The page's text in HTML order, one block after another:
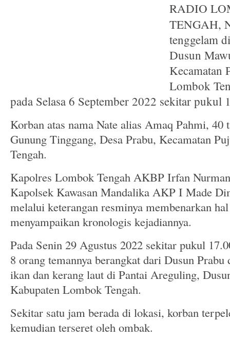
RADIO
TENGAH,
tenggelam
Dusun
Kecamatan
Lombok
pada Selasa 6 September 2022 sekitar pukul
Korban atas nama Nate alias Amaq Pahmi, 40
Gunung Tinggang, Desa Prabu, Kecamatan
Tengah.
Kapolres Lombok Tengah AKBP Irfan
Kapolsek Kawasan Mandalika AKP I Made
melalui keterangan resminya membenarkan
menyampaikan kronologis kejadiannya.
Pada Senin 29 Agustus 2022 sekitar pukul
8 orang temannya berangkat dari Dusun
ikan dan kerang laut di Pantai Areguling,
Kabupaten Lombok Tengah.
Sekitar satu jam berada di lokasi, korban
kemudian terseret oleh ombak.